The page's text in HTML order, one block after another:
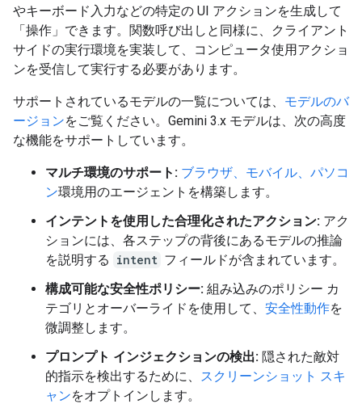
やキーボード入力などの特定の UI アクションを生成して
「操作」できます。関数呼び出しと同様に、クライアント
サイドの実行環境を実装して、コンピュータ使用アクショ
ンを受信して実行する必要があります。
サポートされているモデルの一覧については、 モデルのバ
ージョンをご覧ください。Gemini 3.x モデルは、次の高度
な機能をサポートしています。
マルチ環境のサポート: ブラウザ、モバイル、パソコ
ン環境用のエージェントを構築します。
インテントを使用した合理化されたアクション: アク
ションには、各ステップの背後にあるモデルの推論
を説明する intent フィールドが含まれています。
構成可能な安全性ポリシー: 組み込みのポリシー カ
テゴリとオーバーライドを使用して、 安全性動作を
微調整します。
プロンプト インジェクションの検出: 隠された敵対
的指示を検出するために、 スクリーンショット スキ
ャンをオプトインします。